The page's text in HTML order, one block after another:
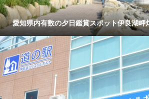
愛知県内有数の夕日鑑賞スポット伊良湖岬